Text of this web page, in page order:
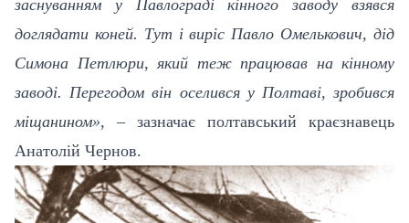
заснуванням у Павлограді кінного заводу взявся
доглядати коней. Тут і виріс Павло Омелькович, дід
Симона Петлюри, який теж працював на кінному
заводі. Перегодом він оселився у Полтаві, зробився
міщанином», – зазначає полтавський краєзнавець
Анатолій Чернов.